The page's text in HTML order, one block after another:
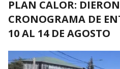
PLAN CALOR:
CRONOGRAMA DE
10 AL 14 DE AGOSTO